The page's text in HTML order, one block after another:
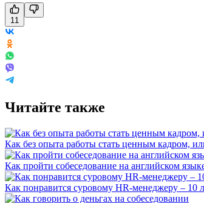
11
Читайте также
Как без опыта работы стать ценным кадром,
Как пройти собеседование на английском
Как понравится суровому HR-менеджеру – 10